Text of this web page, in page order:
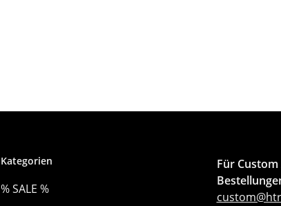
Kategorien
% SALE %
Für